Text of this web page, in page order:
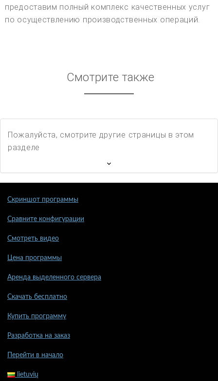
предоставим полный комплекс качественных услуг
по осуществлению производственных операций.
Смотрите также
Пожалуйста, смотрите другие страницы в этом
разделе
Скриншот программы
Сравните конфигурации
Смотреть видео
Цена программы
Аренда выделенного сервера
Скачать бесплатно
Купить программу
Разработка на заказ
Перейти в начало
lietuvių